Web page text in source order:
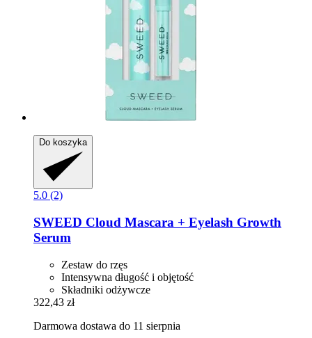
Do koszyka
5.0 (2)
SWEED Cloud Mascara + Eyelash Growth
Serum
Zestaw do rzęs
Intensywna długość i objętość
Składniki odżywcze
322,43 zł
Darmowa dostawa do 11 sierpnia